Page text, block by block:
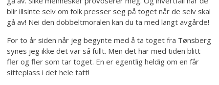
blir illsinte selv om folk presser seg på toget når de selv skal
gå av! Nei den dobbeltmoralen kan du ta med langt avgårde!
For to år siden når jeg begynte med å ta toget fra Tønsberg
synes jeg ikke det var så fullt. Men det har med tiden blitt
fler og fler som tar toget. En er egentlig heldig om en får
sitteplass i det hele tatt!